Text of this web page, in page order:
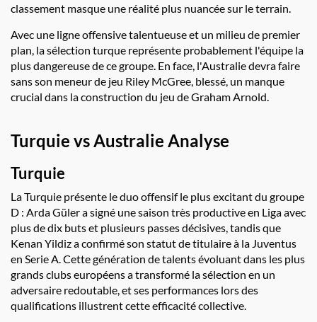
classement masque une réalité plus nuancée sur le terrain.
Avec une ligne offensive talentueuse et un milieu de premier
plan, la sélection turque représente probablement l'équipe la
plus dangereuse de ce groupe. En face, l'Australie devra faire
sans son meneur de jeu Riley McGree, blessé, un manque
crucial dans la construction du jeu de Graham Arnold.
Turquie vs Australie Analyse
Turquie
La Turquie présente le duo offensif le plus excitant du groupe
D : Arda Güler a signé une saison très productive en Liga avec
plus de dix buts et plusieurs passes décisives, tandis que
Kenan Yildiz a confirmé son statut de titulaire à la Juventus
en Serie A. Cette génération de talents évoluant dans les plus
grands clubs européens a transformé la sélection en un
adversaire redoutable, et ses performances lors des
qualifications illustrent cette efficacité collective.